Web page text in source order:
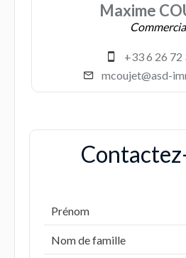
Maxime
+33 6 26 72
mcoujet@asd-